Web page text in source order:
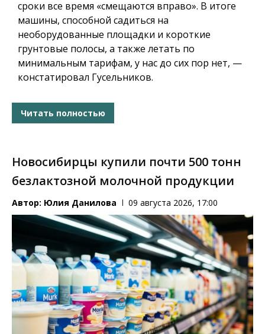
сроки все время «смещаются вправо». В итоге
машины, способной садиться на
необорудованные площадки и короткие
грунтовые полосы, а также летать по
минимальным тарифам, у нас до сих пор нет, —
констатировал Гусельников.
Читать полностью
Новосибирцы купили почти 500 тонн
безлактозной молочной продукции
Автор: Юлия Данилова 09 августа 2026, 17:00